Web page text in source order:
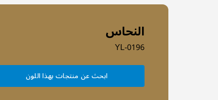
النحاس
YL-0196
ابحث عن منتجات بهذا اللون